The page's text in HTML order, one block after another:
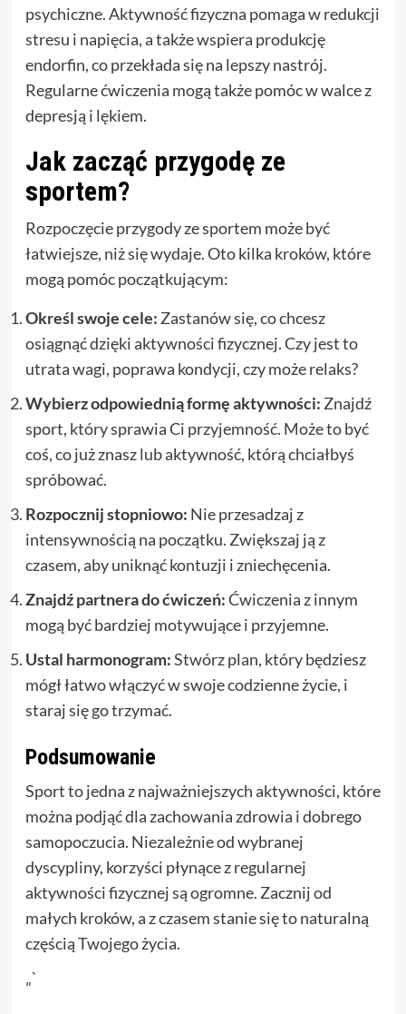
psychiczne. Aktywność fizyczna pomaga w redukcji
stresu i napięcia, a także wspiera produkcję
endorfin, co przekłada się na lepszy nastrój.
Regularne ćwiczenia mogą także pomóc w walce z
depresją i lękiem.
Jak zacząć przygodę ze
sportem?
Rozpoczęcie przygody ze sportem może być
łatwiejsze, niż się wydaje. Oto kilka kroków, które
mogą pomóc początkującym:
Określ swoje cele:Zastanów się, co chcesz
osiągnąć dzięki aktywności fizycznej. Czy jest to
utrata wagi, poprawa kondycji, czy może relaks?
Wybierz odpowiednią formę aktywności:Znajdź
sport, który sprawia Ci przyjemność. Może to być
coś, co już znasz lub aktywność, którą chciałbyś
spróbować.
Rozpocznij stopniowo: Nie przesadzaj z
intensywnością na początku. Zwiększaj ją z
czasem, aby uniknąć kontuzji i zniechęcenia.
Znajdź partnera do ćwiczeń:Ćwiczenia z innym
mogą być bardziej motywujące i przyjemne.
Ustal harmonogram:Stwórz plan, który będziesz
mógł łatwo włączyć w swoje codzienne życie, i
staraj się go trzymać.
Podsumowanie
Sport to jedna z najważniejszych aktywności, które
można podjąć dla zachowania zdrowia i dobrego
samopoczucia. Niezależnie od wybranej
dyscypliny, korzyści płynące z regularnej
aktywności fizycznej są ogromne. Zacznij od
małych kroków, a z czasem stanie się to naturalną
częścią Twojego życia.
„`